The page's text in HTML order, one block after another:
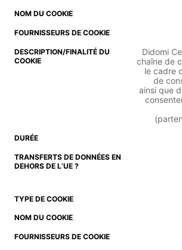
Didomi
chaîne de
le cadre
de
ainsi que